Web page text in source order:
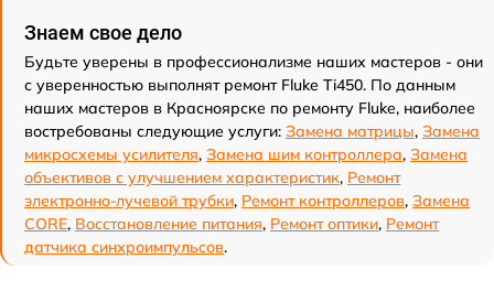
Знаем свое дело
Будьте уверены в профессионализме наших мастеров - они
с уверенностью выполнят ремонт Fluke Ti450. По данным
наших мастеров в Красноярске по ремонту Fluke, наиболее
востребованы следующие услуги: Замена матрицы, Замена
микросхемы усилителя, Замена шим контроллера, Замена
объективов с улучшением характеристик, Ремонт
электронно-лучевой трубки, Ремонт контроллеров, Замена
CORE, Восстановление питания, Ремонт оптики, Ремонт
датчика синхроимпульсов.